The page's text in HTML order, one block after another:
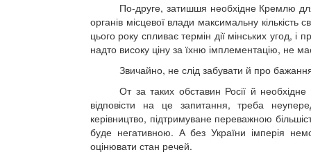
По-друге, затишшя необхідне Кремлю
органів місцевої влади максимальну кількість
цього року спливає термін дії мінських угод,
надто високу ціну за їхню імплементацію, не
Звичайно, не слід забувати й про
От за таких обставин Росії й
відповісти на це запитання, треба
керівництво, підтримуване переважною
буде негативною. А без України імперія
оцінювати стан речей.